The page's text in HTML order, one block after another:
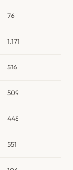
76
1.171
516
509
448
551